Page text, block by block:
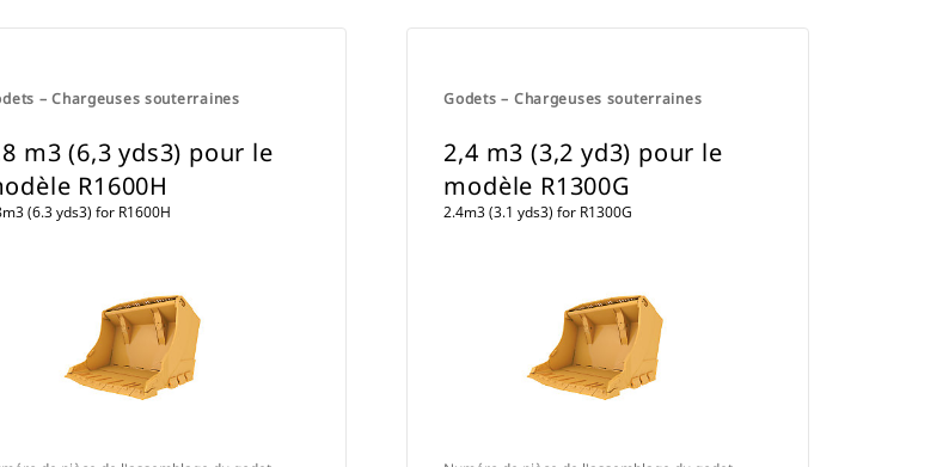
– Chargeuses souterraines
m3 (6,3 yds3) pour le
R1600H
(6.3 yds3) for R1600H
Godets – Chargeuses souterraines
2,4 m3 (3,2 yd3) pour le
modèle R1300G
2.4m3 (3.1 yds3) for R1300G